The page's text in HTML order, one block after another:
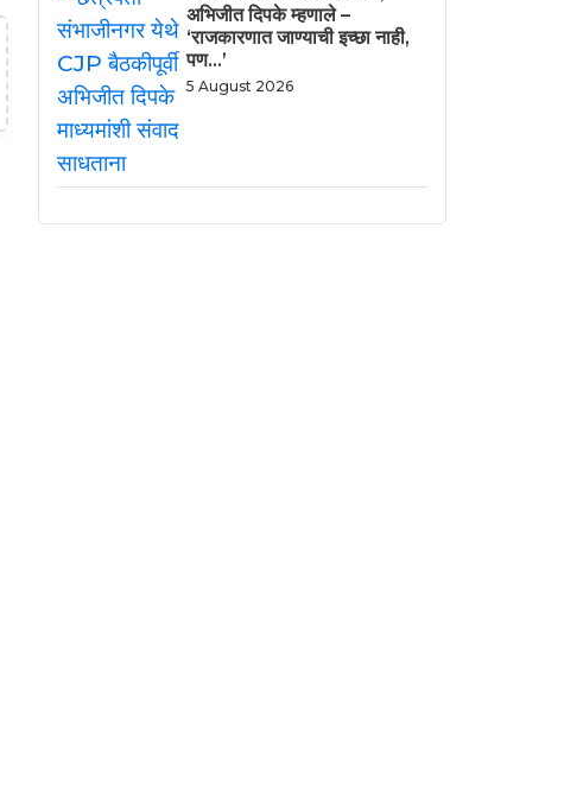
अभिजीत दिपके म्हणाले –
‘राजकारणात जाण्याची इच्छा नाही,
पण…’
5 August 2026